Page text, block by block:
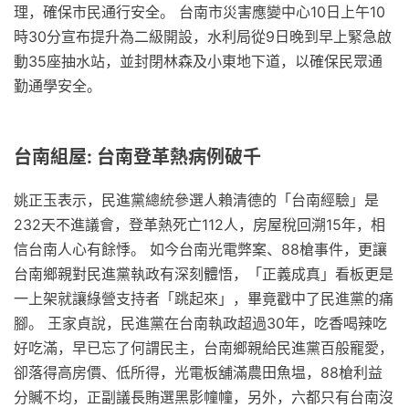
理，確保市民通行安全。 台南市災害應變中心10日上午10
時30分宣布提升為二級開設，水利局從9日晚到早上緊急啟
動35座抽水站，並封閉林森及小東地下道，以確保民眾通
勤通學安全。
台南組屋: 台南登革熱病例破千
姚正玉表示，民進黨總統參選人賴清德的「台南經驗」是
232天不進議會，登革熱死亡112人，房屋稅回溯15年，相
信台南人心有餘悸。 如今台南光電弊案、88槍事件，更讓
台南鄉親對民進黨執政有深刻體悟，「正義成真」看板更是
一上架就讓綠營支持者「跳起來」，畢竟戳中了民進黨的痛
腳。 王家貞說，民進黨在台南執政超過30年，吃香喝辣吃
好吃滿，早已忘了何謂民主，台南鄉親給民進黨百般寵愛，
卻落得高房價、低所得，光電板舖滿農田魚塭，88槍利益
分贓不均，正副議長賄選黑影幢幢，另外，六都只有台南沒